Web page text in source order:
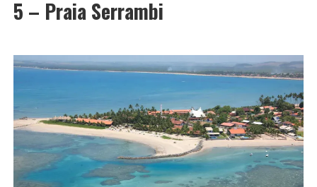
5 – Praia Serrambi